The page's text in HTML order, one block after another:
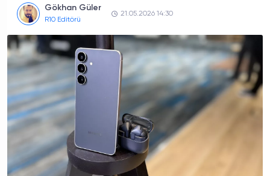
Gökhan Güler
R10 Editörü
21.05.2026 14:30